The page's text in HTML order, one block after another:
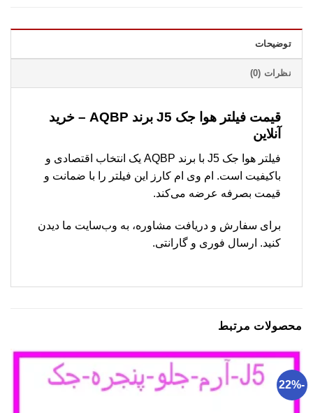
توضیحات
نظرات (0)
قیمت فیلتر هوا جک J5 برند AQBP – خرید
آنلاین
فیلتر هوا جک J5 با برند AQBP یک انتخاب اقتصادی و
باکیفیت است. ام وی ام کارز این فیلتر را با ضمانت و
قیمت بصرفه عرضه می‌کند.
برای سفارش و دریافت مشاوره، به وب‌سایت ما دیدن
کنید. ارسال فوری و گارانتی.
محصولات مرتبط
-22%